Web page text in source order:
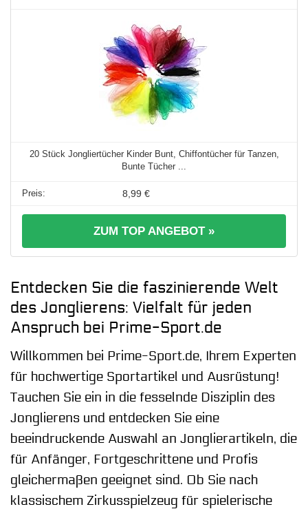
20 Stück Jongliertücher Kinder Bunt, Chiffontücher für Tanzen,
Bunte Tücher ...
8,99 €
ZUM TOP ANGEBOT »
Entdecken Sie die faszinierende Welt
des Jonglierens: Vielfalt für jeden
Anspruch bei Prime-Sport.de
Willkommen bei Prime-Sport.de, Ihrem Experten
für hochwertige Sportartikel und Ausrüstung!
Tauchen Sie ein in die fesselnde Disziplin des
Jonglierens und entdecken Sie eine
beeindruckende Auswahl an Jonglierartikeln, die
für Anfänger, Fortgeschrittene und Profis
gleichermaßen geeignet sind. Ob Sie nach
klassischem Zirkusspielzeug für spielerische